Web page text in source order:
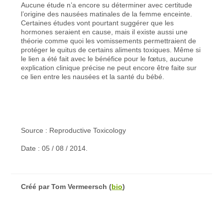
Aucune étude n’a encore su déterminer avec certitude
l’origine des nausées matinales de la femme enceinte.
Certaines études vont pourtant suggérer que les
hormones seraient en cause, mais il existe aussi une
théorie comme quoi les vomissements permettraient de
protéger le quitus de certains aliments toxiques. Même si
le lien a été fait avec le bénéfice pour le fœtus, aucune
explication clinique précise ne peut encore être faite sur
ce lien entre les nausées et la santé du bébé.
Source : Reproductive Toxicology
Date : 05 / 08 / 2014.
Créé parTom Vermeersch (bio)